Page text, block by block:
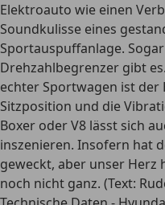
Elektroauto wie einen
Soundkulisse eines
Sportauspuffanlage.
Drehzahlbegrenzer gibt
echter Sportwagen ist
Sitzposition und die
Boxer oder V8 lässt sich
inszenieren. Insofern hat
geweckt, aber unser Herz
noch nicht ganz. (Text: